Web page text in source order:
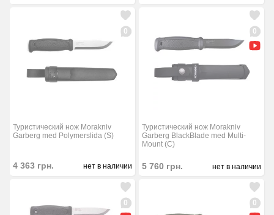
0
Туристический нож Morakniv
Garberg med Polymerslida (S)
4 363 грн. нет в наличии
0
Туристический нож Morakniv
Garberg BlackBlade med Multi-
Mount (C)
5 760 грн. нет в наличии
0 0